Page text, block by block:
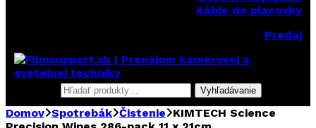
Káble do placovky
Predaj
Vyhľadávanie
Domov Spotrebák Čistenie
KIMTECH Science